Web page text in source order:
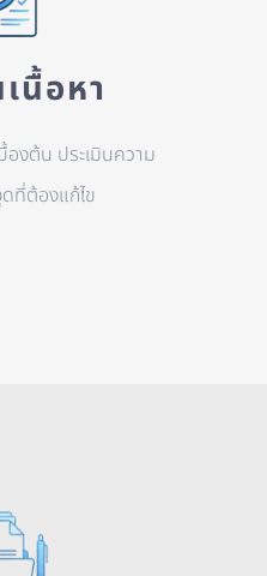
นื้อหา
งต้น ประเมินความ
ดที่ต้องแก้ไข